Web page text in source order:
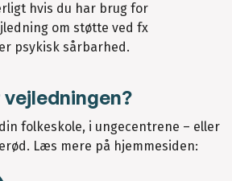
hvis du har brug for
om støtte ved fx
psykisk sårbarhed.
folkeskole, i ungecentrene – eller
Læs mere på hjemmesiden: